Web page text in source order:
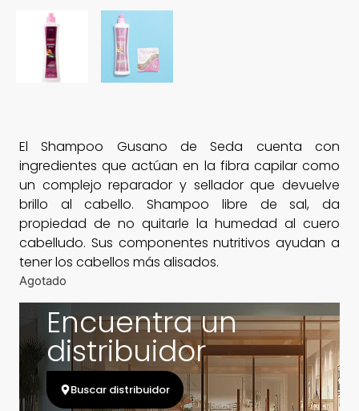
El Shampoo Gusano de Seda cuenta con
ingredientes que actúan en la fibra capilar como
un complejo reparador y sellador que devuelve
brillo al cabello. Shampoo libre de sal, da
propiedad de no quitarle la humedad al cuero
cabelludo. Sus componentes nutritivos ayudan a
tener los cabellos más alisados.
Agotado
Encuentra un
distribuidor
Buscar distribuidor